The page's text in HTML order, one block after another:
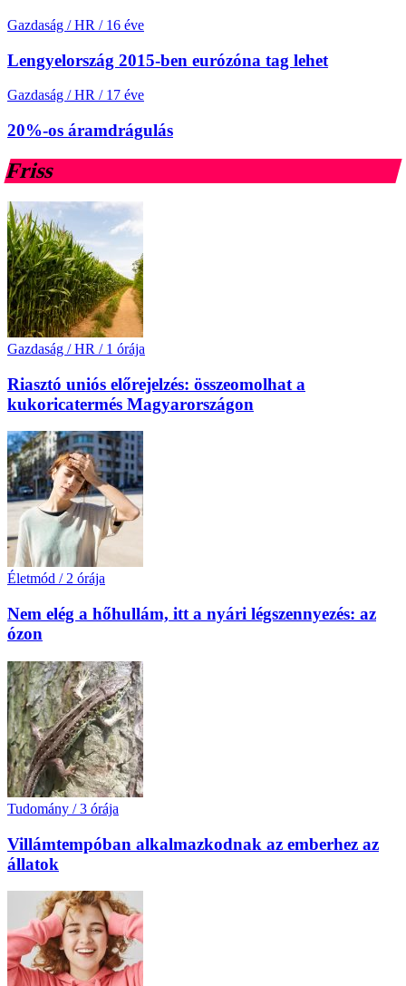
Gazdaság / HR / 16 éve
Lengyelország 2015-ben eurózóna tag lehet
Gazdaság / HR / 17 éve
20%-os áramdrágulás
Friss
Gazdaság / HR / 1 órája
Riasztó uniós előrejelzés: összeomolhat a
kukoricatermés Magyarországon
Életmód / 2 órája
Nem elég a hőhullám, itt a nyári légszennyezés: az
ózon
Tudomány / 3 órája
Villámtempóban alkalmazkodnak az emberhez az
állatok